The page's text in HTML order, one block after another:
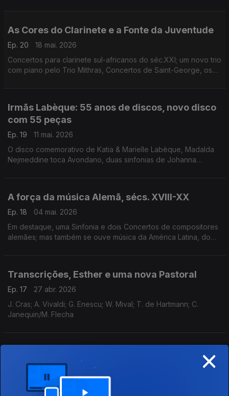
As Cores do Clarinete e a Fonte da Juventude
Ep. 20
18 mai. 2026
Concertos para clarinete sul-africanos do séc.XXI; um novo trio
com piano pelo Trio Mithras, Concertos de Saint-George, os
Irmãs Labèque: 55 anos de discos, novo disco
com 55 peças
Ep. 19
11 mai. 2026
O disco comemorativo de Katia & Marielle Labèque, Madalda
Nejmeddine toca Avondano, duas sinfonias de Johanna
A força da música Alemã, sécs. XVIII-XX
Ep. 18
04 mai. 2026
Em destaque, uma Sinfonia e dois Concertos de compositores
alemães; mas também se ouve música da América Latina, do
Transcrições, Esther e uma nova Pastoral
Ep. 17
27 abr. 2026
J. Cras; A. Vivaldi; G. Enescu; W. Mival; T. de Hartmann; C.
Janequin/M. Flecha
Ep. 16
20 abr. 2026
J. Raff; C. McDowall; M. Reger/A. Schoenberg; G. Bacewicz; M.
Martines; A. Pärt
×